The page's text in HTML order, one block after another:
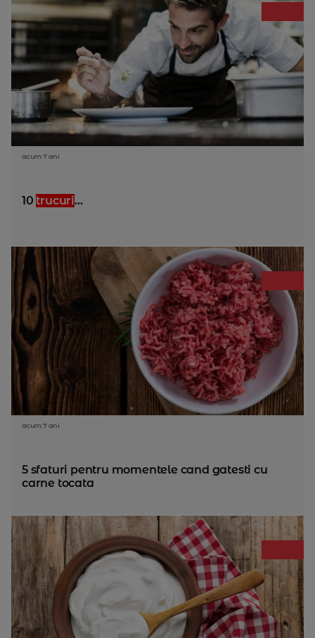
acum 7 ani
10 trucuri...
acum 7 ani
5 sfaturi pentru momentele cand gatesti cu
carne tocata